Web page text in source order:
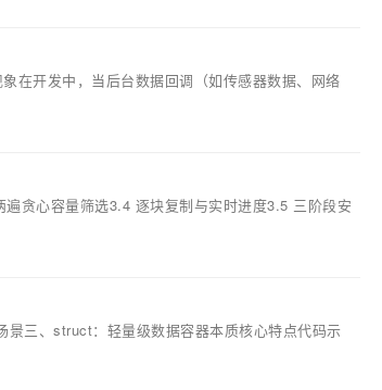
在开发中，当后台数据回调（如传感器数据、网络
贪心容量筛选3.4 逐块复制与实时进度3.5 三阶段安
景三、struct：轻量级数据容器本质核心特点代码示